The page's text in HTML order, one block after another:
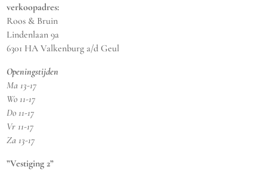
verkoopadres:
Roos & Bruin
Lindenlaan 9a
6301 HA Valkenburg a/d Geul
Openingstijden
Ma 13-17
Wo 11-17
Do 11-17
Vr 11-17
Za 13-17
”Vestiging 2”